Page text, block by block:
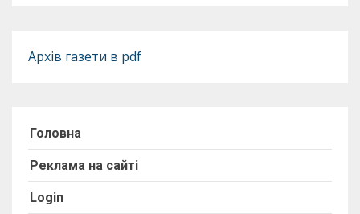
Архів газети в pdf
Головна
Реклама на сайті
Login